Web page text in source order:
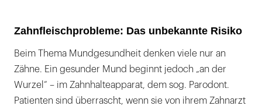
Zahnfleischprobleme: Das unbekannte Risiko
Beim Thema Mundgesundheit denken viele nur an
Zähne. Ein gesunder Mund beginnt jedoch „an der
Wurzel“ – im Zahnhalteapparat, dem sog. Parodont.
Patienten sind überrascht, wenn sie von ihrem Zahnarzt